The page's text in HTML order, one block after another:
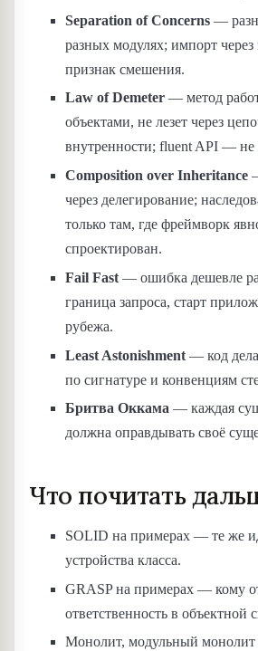
Separation of Concerns —
разных модулях; импорт
признак смешения.
Law of Demeter — метод
объектами, не лезет через
внутренности; fluent API — не
Composition over Inheritance
через делегирование;
только там, где фреймворк
спроектирован.
Fail Fast — ошибка дешевле
граница запроса, старт
рубежа.
Least Astonishment — код
по сигнатуре и конвенциям
Бритва Оккама — каждая
должна оправдывать своё
Что почитать
SOLID на примерах — те же
устройства класса.
GRASP на примерах — кому
ответственность в объектной
Монолит, модульный